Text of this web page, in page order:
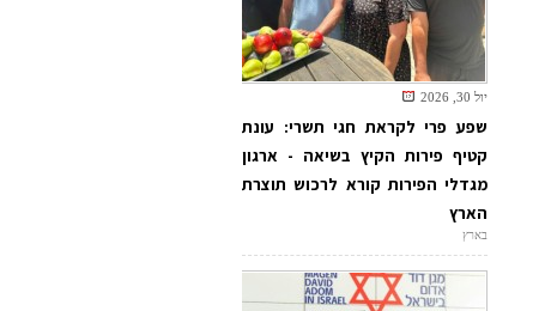
יול 30, 2026
שפע פרי לקראת חגי תשרי: עונת
קטיף פירות הקיץ בשיאה - ארגון
מגדלי הפירות קורא לרכוש תוצרת
הארץ
בארץ